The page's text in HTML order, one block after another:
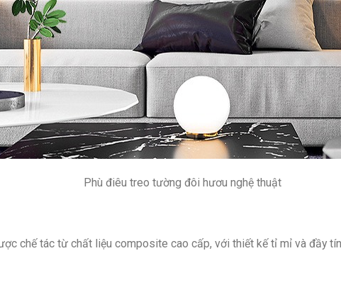
Phù điêu treo tường đôi hươu nghệ thuật
chế tác từ chất liệu composite cao cấp, với thiết kế tỉ mỉ và đầy